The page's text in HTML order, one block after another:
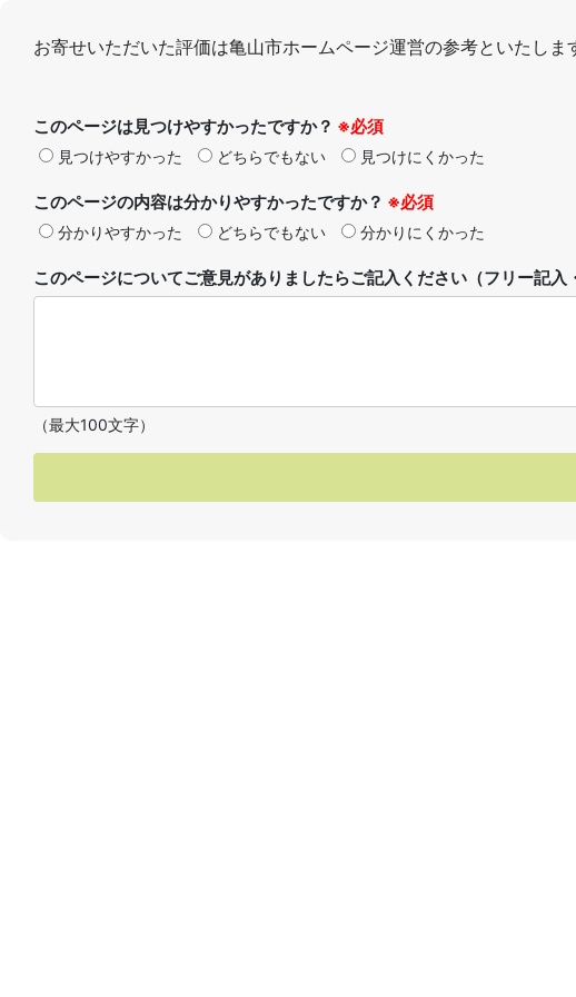
お寄せいただいた評価は亀山市ホームページ運営の参考といたしま
このページは見つけやすかったですか？ ※必須
見つけやすかった どちらでもない 見つけにくかった
このページの内容は分かりやすかったですか？ ※必須
分かりやすかった どちらでもない 分かりにくかった
このページについてご意見がありましたらご記入ください（フリー記入
（最大100文字）